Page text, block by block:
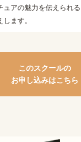
ュアの魅力を伝えられ
ます。
このスクールの
お申し込みはこちら